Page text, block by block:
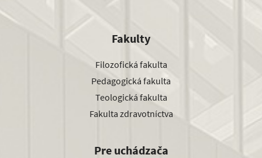
Fakulty
Filozofická fakulta
Pedagogická fakulta
Teologická fakulta
Fakulta zdravotníctva
Pre uchádzača